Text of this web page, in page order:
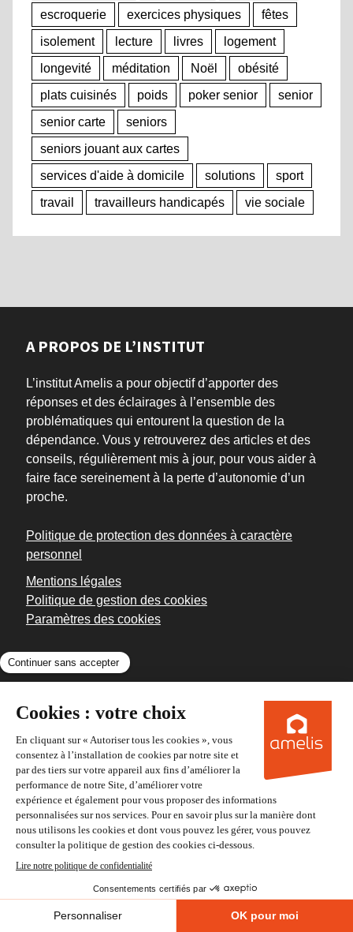
escroquerie
exercices physiques
fêtes
isolement
lecture livres
logement
longevité
méditation Noël
obésité
plats cuisinés
poids poker senior
senior
senior carte
seniors
seniors jouant aux cartes
services d'aide à domicile
solutions
sport
travail
travailleurs handicapés vie sociale
A PROPOS DE L’INSTITUT
L’institut Amelis a pour objectif d’apporter des
réponses et des éclairages à l’ensemble des
problématiques qui entourent la question de la
dépendance. Vous y retrouverez des articles et des
conseils, régulièrement mis à jour, pour vous aider à
faire face sereinement à la perte d’autonomie d’un
proche.
Politique de protection des données à caractère
personnel
Mentions légales
Politique de gestion des cookies
Paramètres des cookies
Handicap
Aides
Santé
Aidants
SilverEco
Retraite
Bien vieillir